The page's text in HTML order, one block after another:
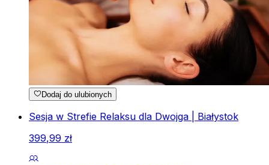
Dodaj do ulubionych
Sesja w Strefie Relaksu dla Dwojga | Białystok
399,99 zł